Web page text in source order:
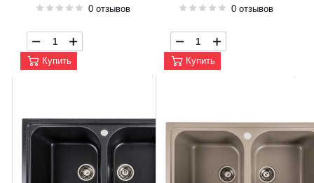
0 отзывов
Купить
0 отзывов
Купить